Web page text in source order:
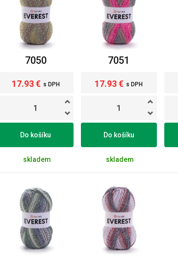
7050
17.93 € s DPH
Do košíku
skladem
7051
17.93 € s DPH
Do košíku
skladem